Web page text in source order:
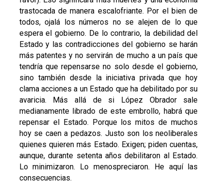
trastocada de manera escalofriante. Por el bien de
todos, ojalá los números no se alejen de lo que
espera el gobierno. De lo contrario, la debilidad del
Estado y las contradicciones del gobierno se harán
más patentes y no servirán de mucho a un país que
tendría que repensarse no solo desde el gobierno,
sino también desde la iniciativa privada que hoy
clama acciones a un Estado que ha debilitado por su
avaricia. Más allá de si López Obrador sale
medianamente librado de este embrollo, habrá que
repensar el Estado. Porque los mitos de muchos
hoy se caen a pedazos. Justo son los neoliberales
quienes quieren más Estado. Exigen; piden cuentas,
aunque, durante setenta años debilitaron al Estado.
Lo minimizaron. Lo menospreciaron. He aquí las
consecuencias.